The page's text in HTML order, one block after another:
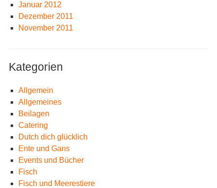
Januar 2012
Dezember 2011
November 2011
Kategorien
Allgemein
Allgemeines
Beilagen
Catering
Dutch dich glücklich
Ente und Gans
Events und Bücher
Fisch
Fisch und Meerestiere